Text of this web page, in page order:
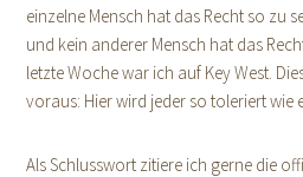
einzelne Mensch hat das Recht so zu
und kein anderer Mensch hat das
letzte Woche war ich auf Key West.
voraus: Hier wird jeder so toleriert wie
Als Schlusswort zitiere ich gerne die